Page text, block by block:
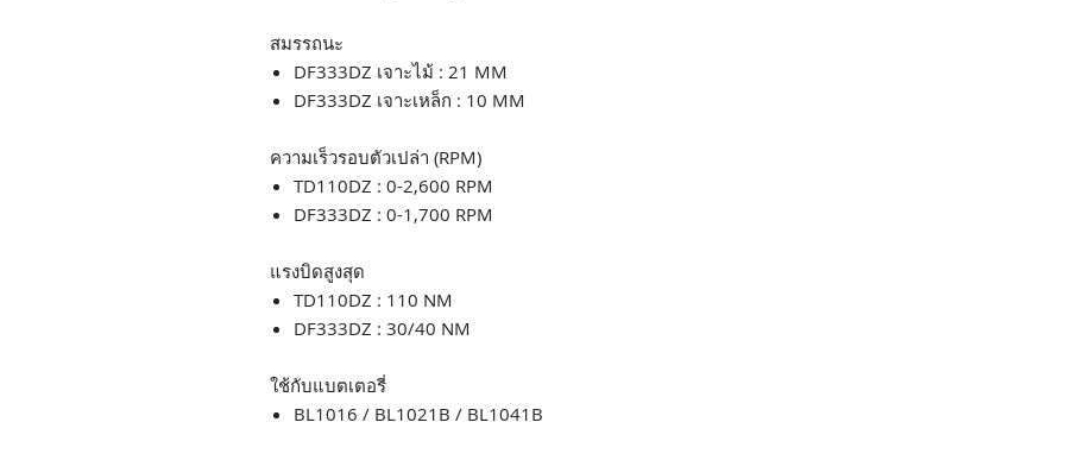
สมรรถนะ
DF333DZ เจาะไม้ : 21 MM
DF333DZ เจาะเหล็ก : 10 MM
ความเร็วรอบตัวเปล่า (RPM)
TD110DZ : 0-2,600 RPM
DF333DZ : 0-1,700 RPM
แรงบิดสูงสุด
TD110DZ : 110 NM
DF333DZ : 30/40 NM
ใช้กับแบตเตอรี่
BL1016 / BL1021B / BL1041B